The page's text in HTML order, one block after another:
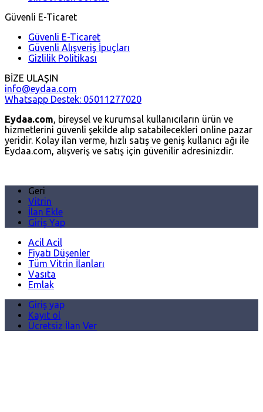
Güvenli E-Ticaret
Güvenli E-Ticaret
Güvenli Alışveriş İpuçları
Gizlilik Politikası
BİZE ULAŞIN
info@eydaa.com
Whatsapp Destek: 05011277020
Eydaa.com, bireysel ve kurumsal kullanıcıların ürün ve
hizmetlerini güvenli şekilde alıp satabilecekleri online pazar
yeridir. Kolay ilan verme, hızlı satış ve geniş kullanıcı ağı ile
Eydaa.com, alışveriş ve satış için güvenilir adresinizdir.
Geri
Vitrin
İlan Ekle
Giriş Yap
Acil Acil
Fiyatı Düşenler
Tüm Vitrin İlanları
Vasıta
Emlak
Giriş yap
Kayıt ol
Ücretsiz İlan Ver